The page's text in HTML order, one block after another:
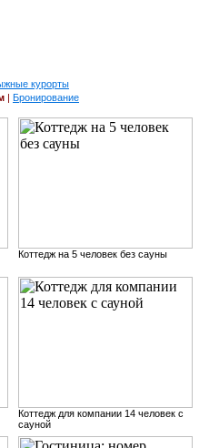
курорты
| Бронирование
Коттедж на 5 человек без сауны
Коттедж для компании 14 человек с
сауной